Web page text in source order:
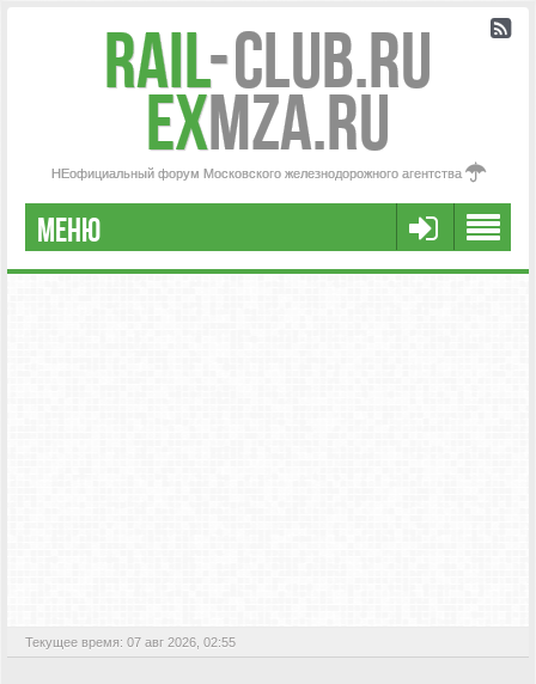
Rail-Club.RU
exMZA.RU
НЕофициальный форум Московского железнодорожного агентства
МЕНЮ
РЕГИСТРАЦИЯ
Текущее время: 07 авг 2026, 02:55